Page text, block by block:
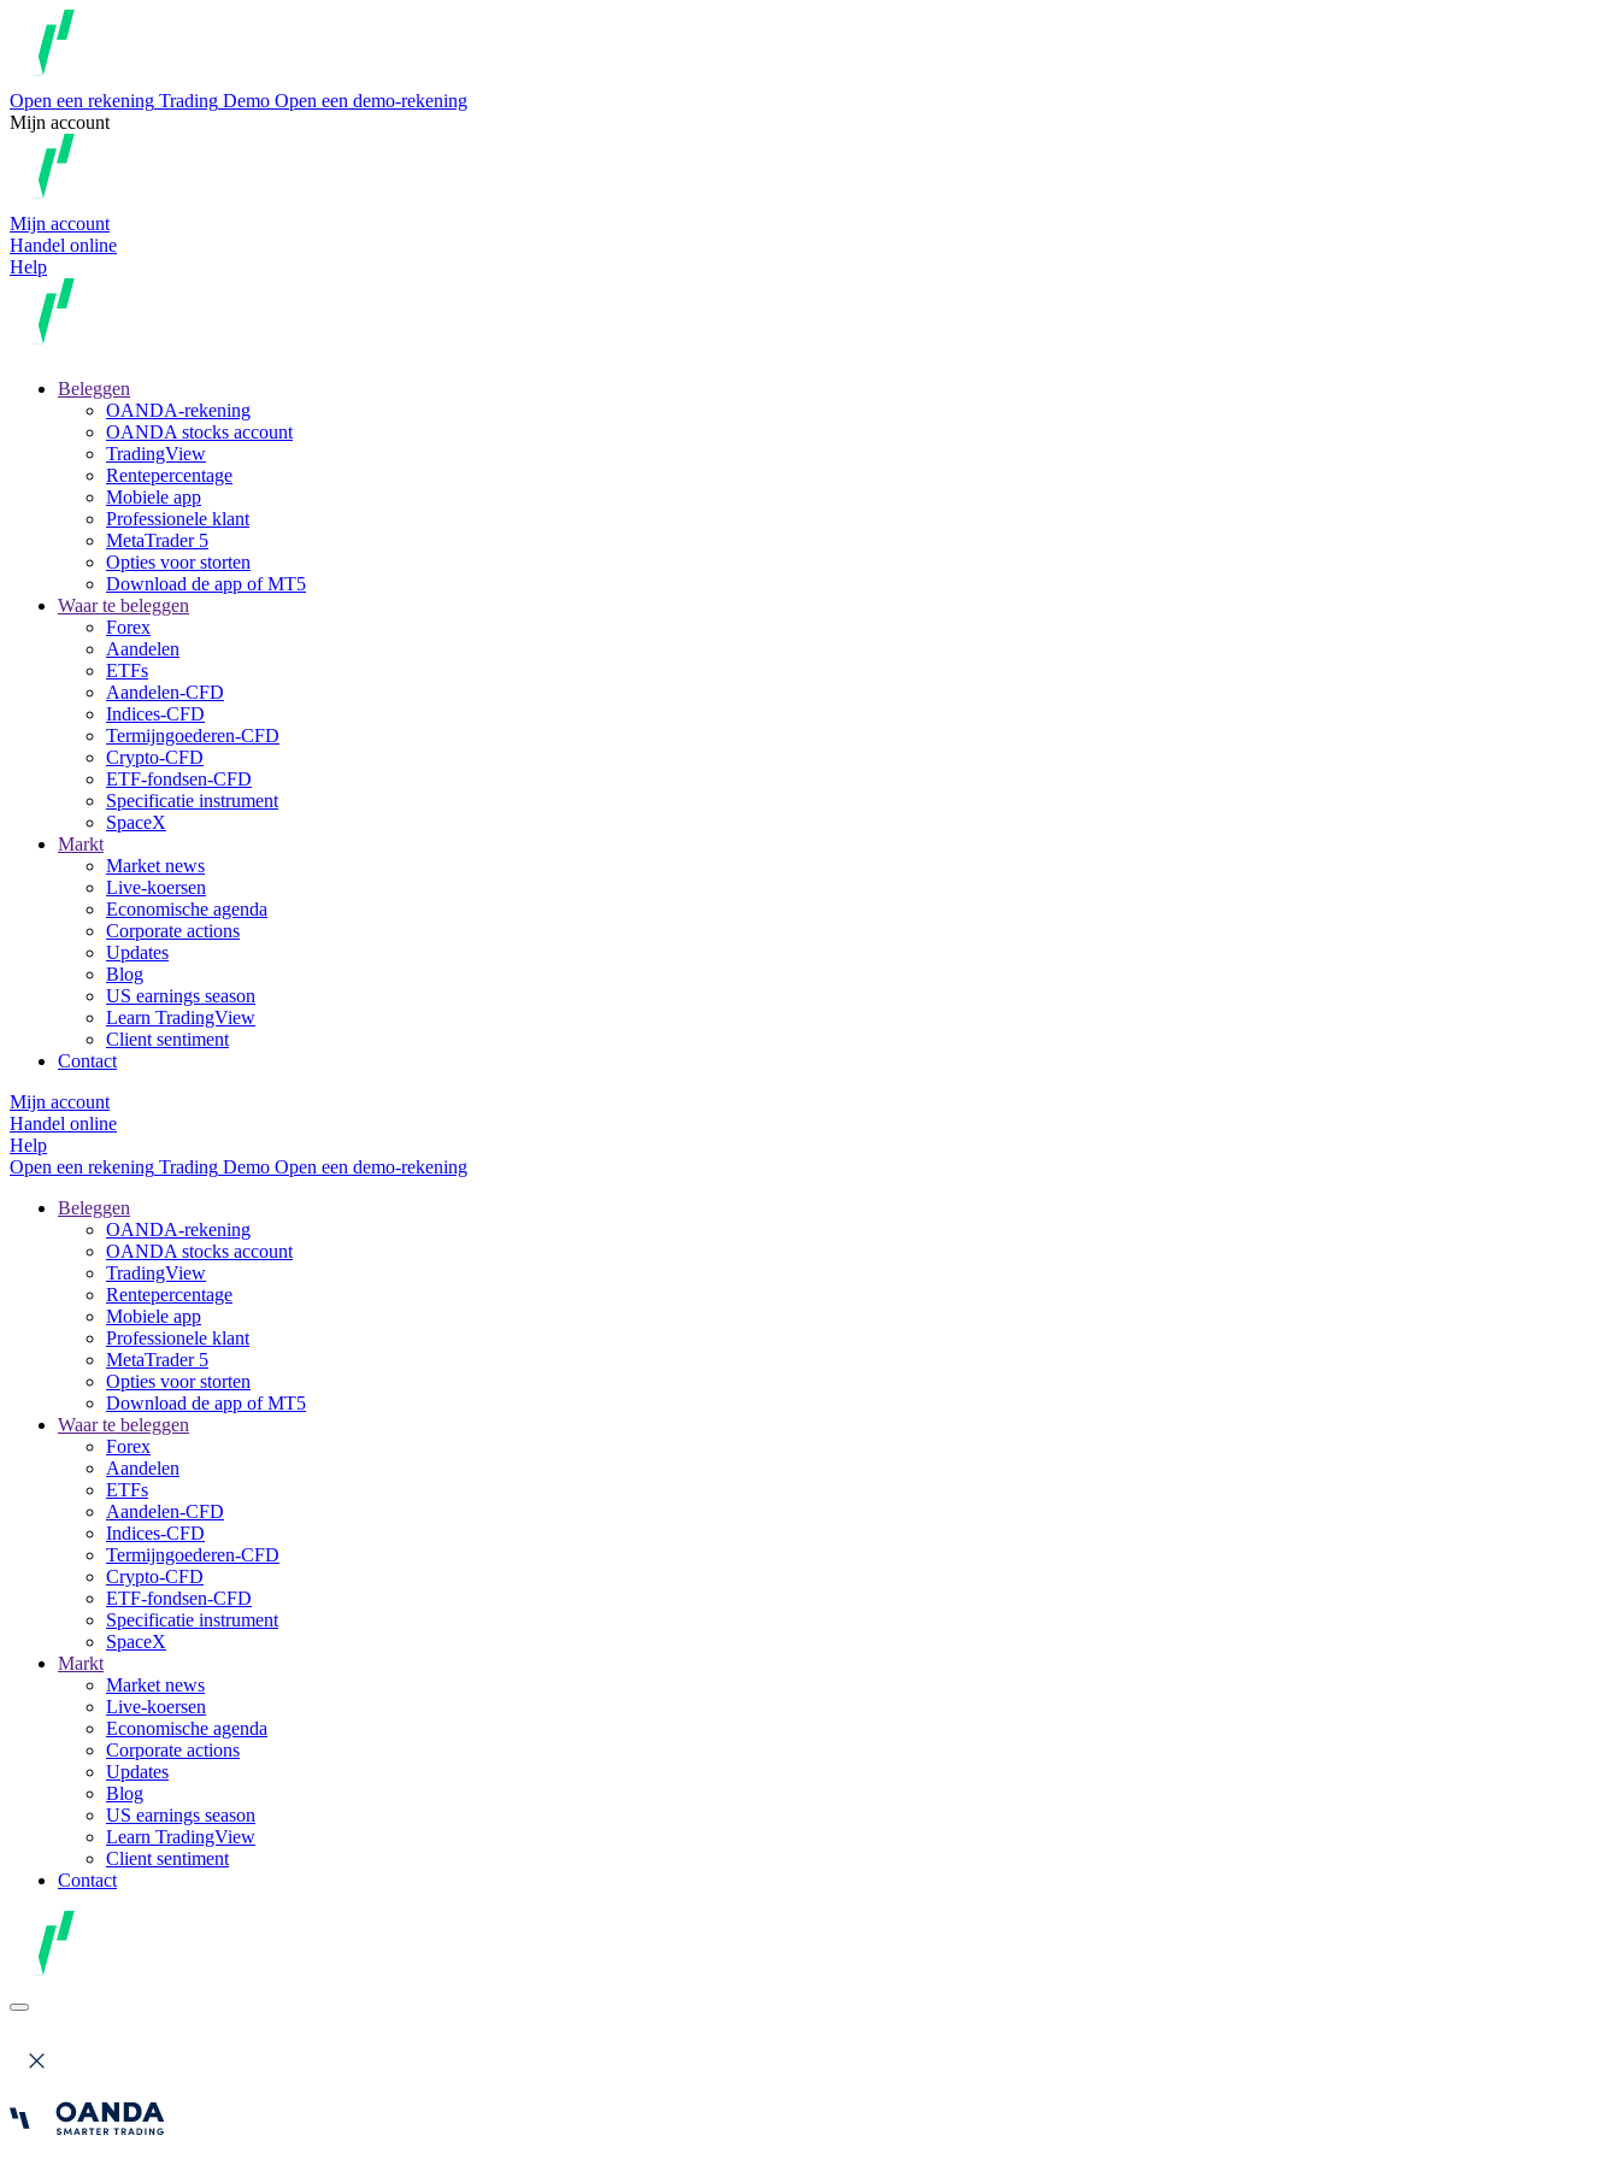
Open een rekening Trading Demo Open een demo-rekening
Mijn account
Mijn account
Handel online
Help
Beleggen
OANDA-rekening
OANDA stocks account
TradingView
Rentepercentage
Mobiele app
Professionele klant
MetaTrader 5
Opties voor storten
Download de app of MT5
Waar te beleggen
Forex
Aandelen
ETFs
Aandelen-CFD
Indices-CFD
Termijngoederen-CFD
Crypto-CFD
ETF-fondsen-CFD
Specificatie instrument
SpaceX
Markt
Market news
Live-koersen
Economische agenda
Corporate actions
Updates
Blog
US earnings season
Learn TradingView
Client sentiment
Contact
Mijn account
Handel online
Help
Open een rekening Trading Demo Open een demo-rekening
Beleggen
OANDA-rekening
OANDA stocks account
TradingView
Rentepercentage
Mobiele app
Professionele klant
MetaTrader 5
Opties voor storten
Download de app of MT5
Waar te beleggen
Forex
Aandelen
ETFs
Aandelen-CFD
Indices-CFD
Termijngoederen-CFD
Crypto-CFD
ETF-fondsen-CFD
Specificatie instrument
SpaceX
Markt
Market news
Live-koersen
Economische agenda
Corporate actions
Updates
Blog
US earnings season
Learn TradingView
Client sentiment
Contact